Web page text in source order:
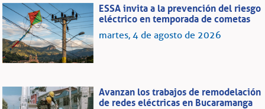
ESSA invita a la prevención del riesgo
eléctrico en temporada de cometas
martes, 4 de agosto de 2026
Avanzan los trabajos de remodelación
de redes eléctricas en Bucaramanga